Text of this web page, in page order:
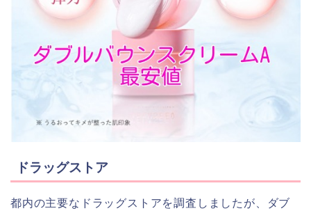
ドラッグストア
都内の主要なドラッグストアを調査しましたが、ダブ